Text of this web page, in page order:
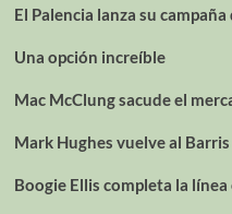
El Palencia lanza su
Una opción increíble
Mac McClung sacude el
Mark Hughes vuelve al
Boogie Ellis completa la